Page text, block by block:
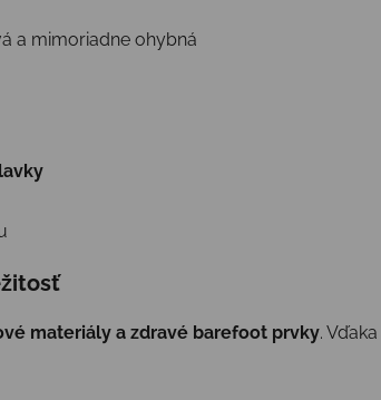
a mimoriadne ohybná
materiály a zdravé barefoot prvky. Vďaka